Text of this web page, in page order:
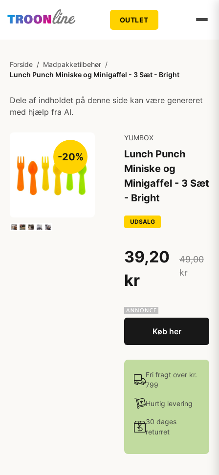
OUTLET
Forside / Madpakketilbehør /
Lunch Punch Miniske og Minigaffel - 3 Sæt - Bright
Dele af indholdet på denne side kan være genereret
med hjælp fra AI.
-20%
YUMBOX
Lunch Punch
Miniske og
Minigaffel - 3 Sæt
- Bright
UDSALG
39,20
kr
49,00
kr
Køb her
Fri fragt over kr.
799
Hurtig levering
30 dages
returret